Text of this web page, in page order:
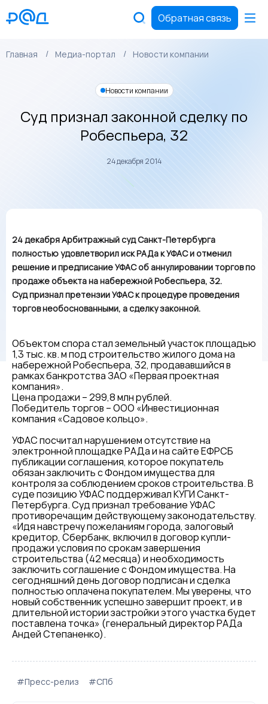
Обратная связь
Главная Медиа-портал Новости компании
Новости компании
Суд признал законной сделку по
Робеспьера, 32
24 декабря 2014
24 декабря Арбитражный суд Санкт-Петербурга
полностью удовлетворил иск РАДа к УФАС и отменил
решение и предписание УФАС об аннулировании торгов по
продаже объекта на набережной Робеспьера, 32.
Суд признал претензии УФАС к процедуре проведения
торгов необоснованными, а сделку законной.
Объектом спора стал земельный участок площадью
1,3 тыс. кв. м под строительство жилого дома на
набережной Робеспьера, 32, продававшийся в
рамках банкротства ЗАО «Первая проектная
компания».
Цена продажи – 299,8 млн рублей.
Победитель торгов – ООО «Инвестиционная
компания «Садовое кольцо».
УФАС посчитал нарушением отсутствие на
электронной площадке РАДа и на сайте ЕФРСБ
публикации соглашения, которое покупатель
обязан заключить с Фондом имущества для
контроля за соблюдением сроков строительства. В
суде позицию УФАС поддерживал КУГИ Санкт-
Петербурга. Суд признал требование УФАС
противоречащим действующему законодательству.
«Идя навстречу пожеланиям города, залоговый
кредитор, Сбербанк, включил в договор купли-
продажи условия по срокам завершения
строительства (42 месяца) и необходимость
заключить соглашение с Фондом имущества. На
сегодняшний день договор подписан и сделка
полностью оплачена покупателем. Мы уверены, что
новый собственник успешно завершит проект, и в
длительной истории застройки этого участка будет
поставлена точка» (генеральный директор РАДа
Андей Степаненко).
#Пресс-релиз #СПб